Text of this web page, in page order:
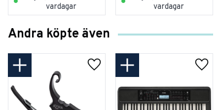
vardagar
vardagar
Andra köpte även